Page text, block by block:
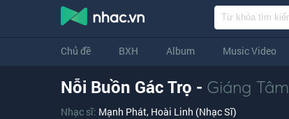
Chủ đề BXH Album Music Video
Nỗi Buồn Gác Trọ - Giáng Tâm
Nhạc sĩ: Mạnh Phát, Hoài Linh (Nhạc Sĩ)